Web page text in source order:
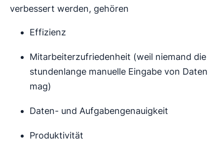
verbessert werden, gehören
Effizienz
Mitarbeiterzufriedenheit (weil niemand die
stundenlange manuelle Eingabe von Daten
mag)
Daten- und Aufgabengenauigkeit
Produktivität